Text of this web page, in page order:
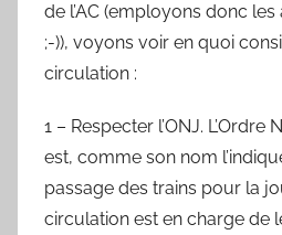
de l’AC (employons donc
;-)), voyons voir en quoi
circulation :
1 – Respecter l’ONJ. L’Ordre
est, comme son nom
passage des trains pour la
circulation est en charge de